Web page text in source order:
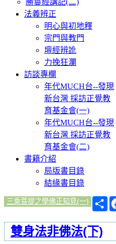
勝鬘經講記(二)
法義辨正
明心與初地釋
宗門與教門
壇經辨訛
力挽狂瀾
訪談專欄
年代MUCH台--發現
新台灣 採訪正覺教
育基金會(一)
年代MUCH台--發現
新台灣 採訪正覺教
育基金會(二)
書籍介紹
局版書目錄
結緣書目錄
三乘菩提之學佛正知見(一)
分
享
雙身法非佛法(下)